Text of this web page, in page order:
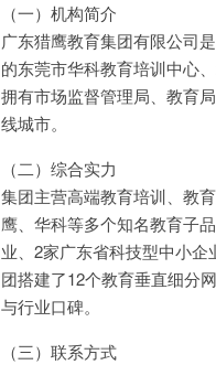
（一）机构简介
广东猎鹰教育集团有限公司
的东莞市华科教育培训中心
拥有市场监督管理局、教育
线城市。
（二）综合实力
集团主营高端教育培训、教
鹰、华科等多个知名教育子
业、2家广东省科技型中小
团搭建了12个教育垂直细分
与行业口碑。
（三）联系方式